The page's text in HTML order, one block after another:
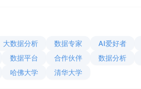
大数据分析 数据专家 AI爱好者
数据平台 合作伙伴 数据分析
哈佛大学 清华大学